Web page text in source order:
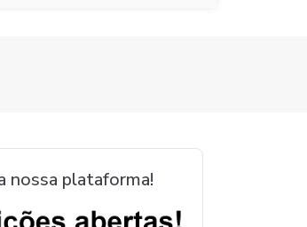
nossa plataforma!